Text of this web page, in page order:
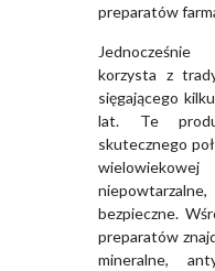
preparatów
korzysta z
sięgającego
lat. Te
skutecznego
bezpieczne.
preparatów
mineralne,